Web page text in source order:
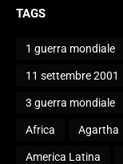
TAGS
1 guerra mondiale
11 settembre 2001
3 guerra mondiale
Africa Agartha
America Latina